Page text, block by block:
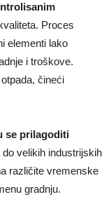
Proces
elementi lako
i troškove.
čineći
se prilagoditi
velikih industrijskih
različite vremenske
gradnju.